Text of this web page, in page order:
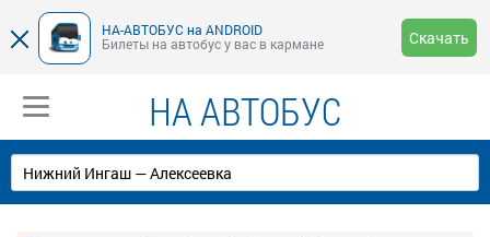
НА-АВТОБУС на ANDROID
Билеты на автобус у вас в кармане
Скачать
НА АВТОБУС